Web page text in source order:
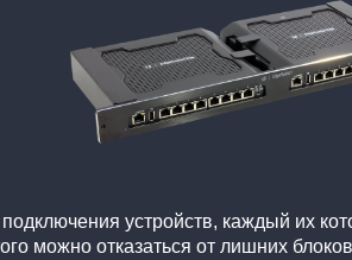
устройств, каждый их
можно отказаться от лишних блоков